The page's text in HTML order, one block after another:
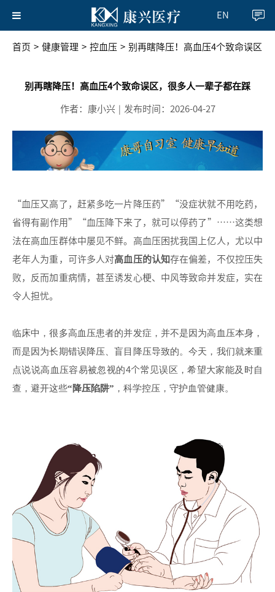
EN
首页 > 健康管理 > 控血压 > 别再瞎降压！高血压4个致命误区，
别再瞎降压！高血压4个致命误区，很多人一辈子都在踩
作者：康小兴 发布时间：2026-04-27
“血压又高了，赶紧多吃一片降压药”“没症状就不用吃药，
省得有副作用”“血压降下来了，就可以停药了”……这类想
法在高血压群体中屡见不鲜。高血压困扰我国上亿人，尤以中
老年人为重，可许多人对高血压的认知存在偏差，不仅控压失
败，反而加重病情，甚至诱发心梗、中风等致命并发症，实在
令人担忧。
临床中，很多高血压患者的并发症，并不是因为高血压本身，
而是因为长期错误降压、盲目降压导致的。今天，我们就来重
点说说高血压容易被忽视的4个常见误区，希望大家能及时自
查，避开这些“降压陷阱” ，科学控压，守护血管健康。